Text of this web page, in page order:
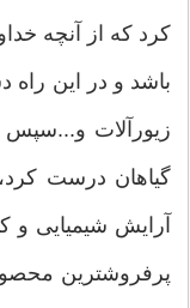
کرد که از آنچه
باشد و در این راه
زیورآلات
گیاهان درست
آرایش شیمیایی و
پرفروشترین